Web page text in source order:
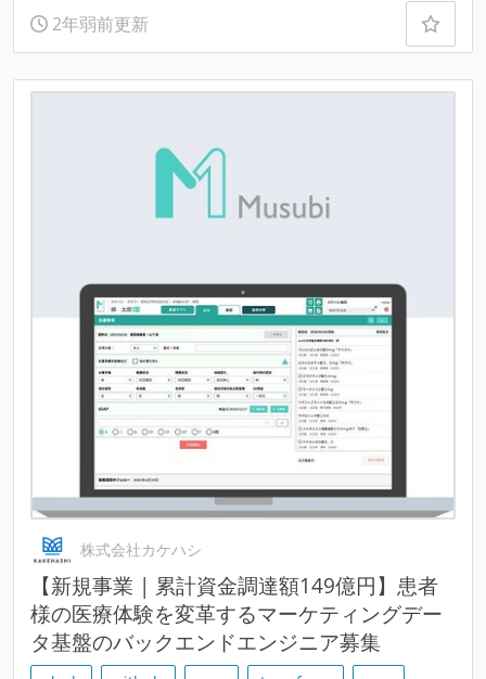
2年弱前更新
株式会社カケハシ
【新規事業 | 累計資金調達額149億円】患者
様の医療体験を変革するマーケティングデー
タ基盤のバックエンドエンジニア募集